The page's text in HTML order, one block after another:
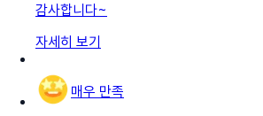
감사합니다~
자세히 보기
매우 만족